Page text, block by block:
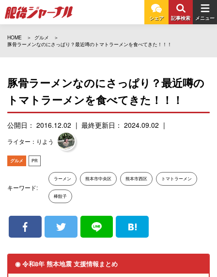
シェア 記事検索 メニュー
HOME
グルメ
豚骨ラーメンなのにさっぱり？最近噂のトマトラーメンを食べてきた！！！
豚骨ラーメンなのにさっぱり？最近噂の
トマトラーメンを食べてきた！！！
公開日： 2016.12.02 最終更新日： 2024.09.02
ライター：りよう
グルメ PR
キーワード:
ラーメン 熊本市中央区 熊本市西区 トマトラーメン
棒餃子
◉ 令和8年 熊本地震 支援情報まとめ